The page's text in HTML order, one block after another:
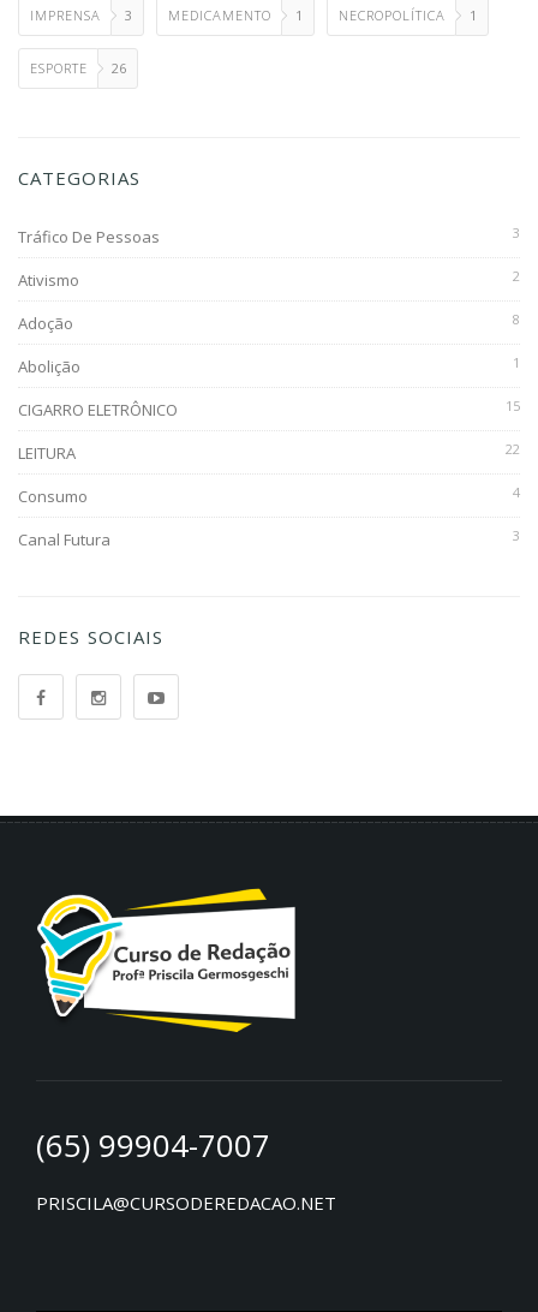
IMPRENSA 3 MEDICAMENTO 1 NECROPOLÍTICA 1
ESPORTE 26
CATEGORIAS
Tráfico De Pessoas 3
Ativismo 2
Adoção 8
Abolição 1
CIGARRO ELETRÔNICO 15
LEITURA 22
Consumo 4
Canal Futura 3
REDES SOCIAIS
(65) 99904-7007
PRISCILA@CURSODEREDACAO.NET